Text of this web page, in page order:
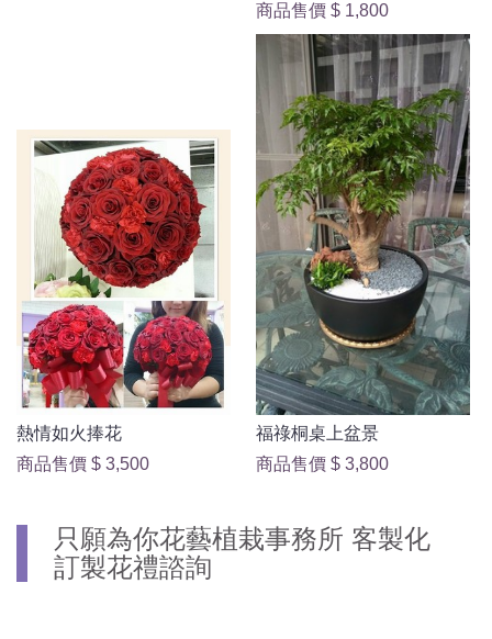
商品售價 $ 1,800
熱情如火捧花
商品售價 $ 3,500
福祿桐桌上盆景
商品售價 $ 3,800
只願為你花藝植栽事務所 客製化
訂製花禮諮詢